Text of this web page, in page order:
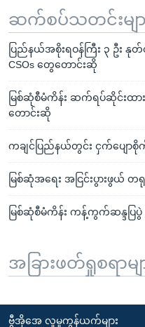
ဆက်စပ်သတင်းမျာ
ပြည်နယ်အစိုးရဝန်ကြီး ၃ ဦး နု
CSOs တွေတောင်းဆို
မြစ်ဆုံစီမံကိန်း ဆက်ရပ်ဆိုင်းထာ
တောင်းဆို
ကချင်ပြည်နယ်တွင်း ငှက်ပျောစို
မြစ်ဆုံအရေး အငြင်းပွားဖွယ် တ
မြစ်ဆုံစီမံကိန်း ကန့်ကွက်ဆန္ဒပြ
အခြားဖတ်ရှုစရာမျ
ဗွီအိုအေ လူမှုကွန်ယက်များ